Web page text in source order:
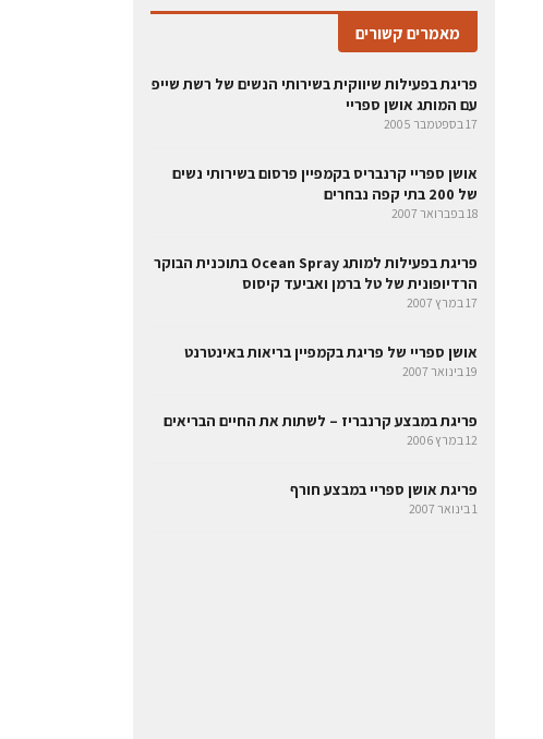
מאמרים קשורים
פריגת בפעילות שיווקית בשירותי הנשים של רשת שייפ
עם המותג אושן ספריי
17 בספטמבר 2005
אושן ספריי קרנבריס בקמפיין פרסום בשירותי נשים
של 200 בתי קפה נבחרים
18 בפברואר 2007
פריגת בפעילות למותג Ocean Spray בתוכנית הבוקר
הרדיופונית של טל ברמן ואביעד קיסוס
17 במרץ 2007
אושן ספריי של פריגת בקמפיין בריאות באינטרנט
19 בינואר 2007
פריגת במבצע קרנבריז – לשתות את החיים הבריאים
12 במרץ 2006
פריגת אושן ספריי במבצע חורף
1 בינואר 2007